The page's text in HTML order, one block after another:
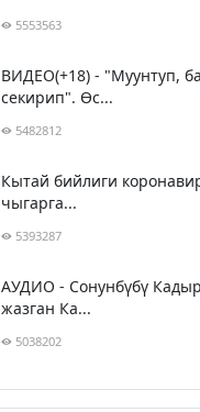
5553563
ВИДЕО(+18) - "Муунтуп,
секирип". Өс...
5482812
Кытай бийлиги
чыгарга...
5393287
АУДИО - Сонунбүбү
жазган Ка...
5038202